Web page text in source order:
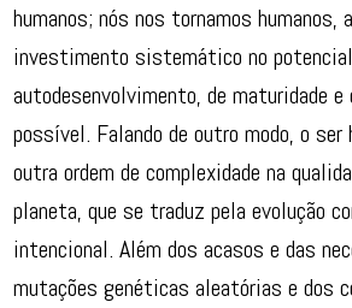
humanos; nós nos tornamos humanos,
investimento sistemático no
autodesenvolvimento, de maturidade e
possível. Falando de outro modo, o ser
outra ordem de complexidade na
planeta, que se traduz pela evolução
intencional. Além dos acasos e das
mutações genéticas aleatórias e dos